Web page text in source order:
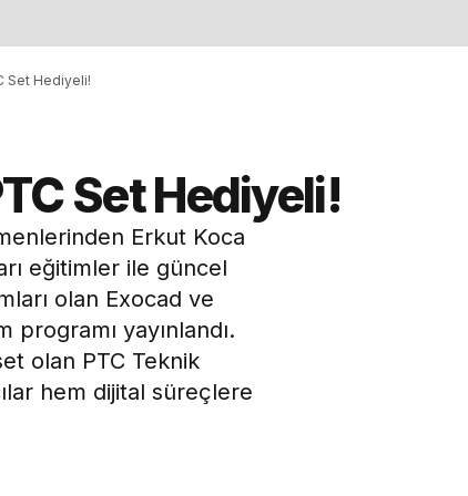
Set Hediyeli!
Set Hediyeli!
Erkut Koca
eğitimler ile güncel
olan Exocad ve
yayınlandı.
olan PTC Teknik
hem dijital süreçlere